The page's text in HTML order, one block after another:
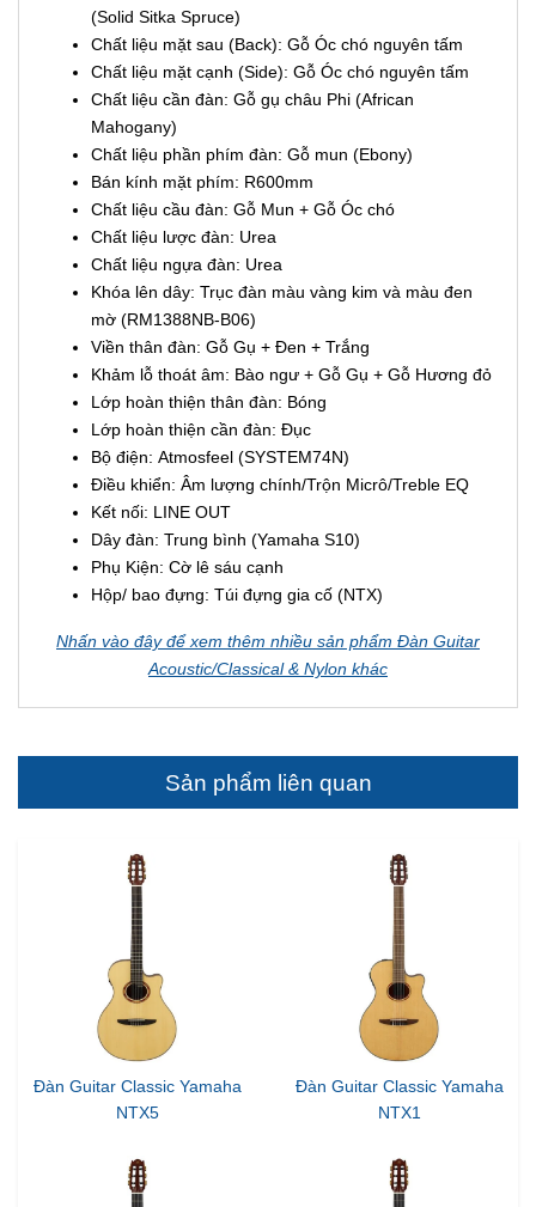
(Solid Sitka Spruce)
Chất liệu mặt sau (Back): Gỗ Óc chó nguyên tấm
Chất liệu mặt cạnh (Side): Gỗ Óc chó nguyên tấm
Chất liệu cần đàn: Gỗ gụ châu Phi (African
Mahogany)
Chất liệu phần phím đàn: Gỗ mun (Ebony)
Bán kính mặt phím: R600mm
Chất liệu cầu đàn: Gỗ Mun + Gỗ Óc chó
Chất liệu lược đàn: Urea
Chất liệu ngựa đàn: Urea
Khóa lên dây: Trục đàn màu vàng kim và màu đen
mờ (RM1388NB-B06)
Viền thân đàn: Gỗ Gụ + Đen + Trắng
Khảm lỗ thoát âm: Bào ngư + Gỗ Gụ + Gỗ Hương đỏ
Lớp hoàn thiện thân đàn: Bóng
Lớp hoàn thiện cần đàn: Đục
Bộ điện: Atmosfeel (SYSTEM74N)
Điều khiển: Âm lượng chính/Trộn Micrô/Treble EQ
Kết nối: LINE OUT
Dây đàn: Trung bình (Yamaha S10)
Phụ Kiện: Cờ lê sáu cạnh
Hộp/ bao đựng: Túi đựng gia cố (NTX)
Nhấn vào đây để xem thêm nhiều sản phẩm Đàn Guitar
Acoustic/Classical & Nylon khác
Sản phẩm liên quan
Đàn Guitar Classic Yamaha
NTX5
Đàn Guitar Classic Yamaha
NTX1